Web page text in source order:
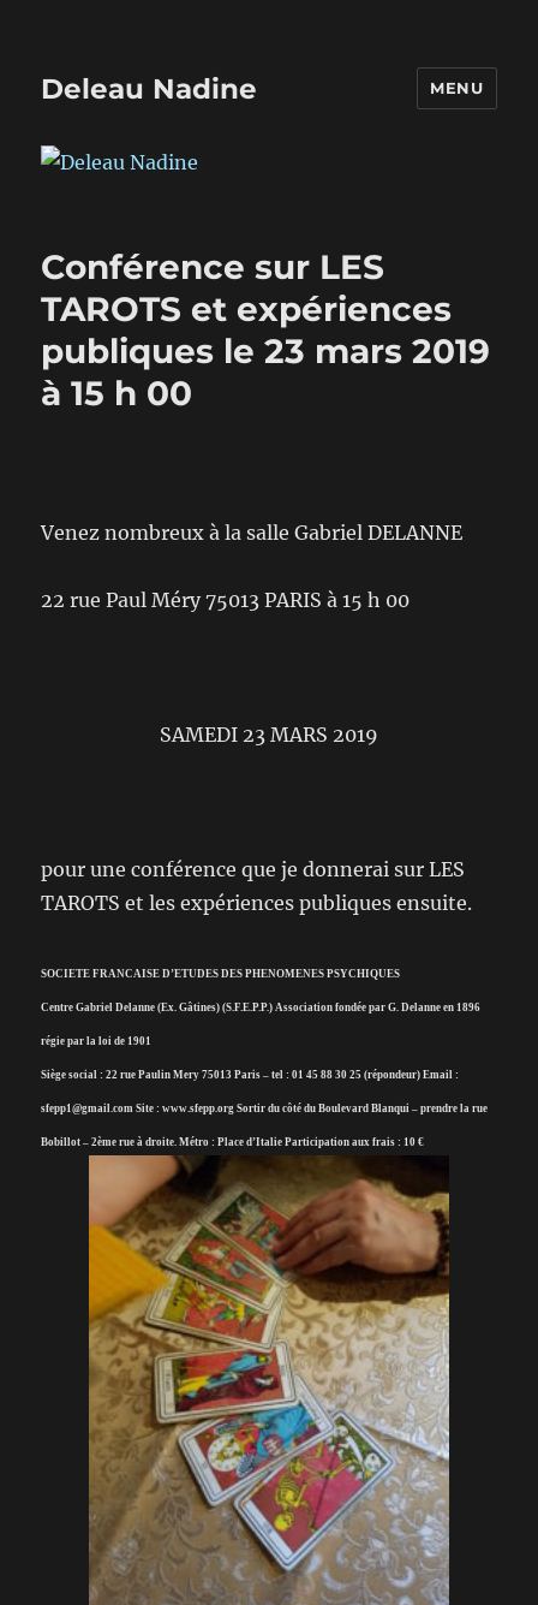
Deleau Nadine MENU
Conférence sur LES
TAROTS et expériences
publiques le 23 mars 2019
à 15 h 00
Venez nombreux à la salle Gabriel DELANNE
22 rue Paul Méry 75013 PARIS à 15 h 00
SAMEDI 23 MARS 2019
pour une conférence que je donnerai sur LES
TAROTS et les expériences publiques ensuite.
SOCIETE FRANCAISE D’ETUDES DES PHENOMENES PSYCHIQUES
Centre Gabriel Delanne (Ex. Gâtines) (S.F.E.P.P.) Association fondée par G. Delanne en 1896
régie par la loi de 1901
Siège social : 22 rue Paulin Mery 75013 Paris – tel : 01 45 88 30 25 (répondeur) Email :
sfepp1@gmail.com Site : www.sfepp.org Sortir du côté du Boulevard Blanqui – prendre la rue
Bobillot – 2ème rue à droite. Métro : Place d’Italie Participation aux frais : 10 €